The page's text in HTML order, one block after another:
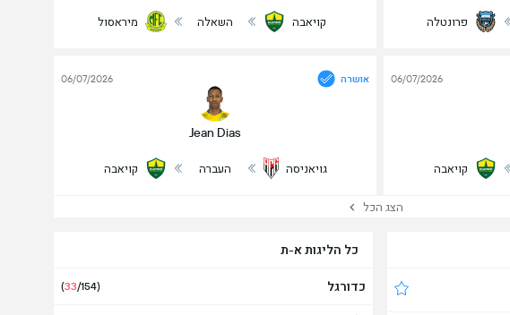
פרונטלה קויאבה השאלה מיראסול
06/07/2026
קויאבה
אושרה
Jean Dias
06/07/2026
גויאניסה העברה קויאבה
הצג הכל
כל הליגות א-ת
כדורגל (33/154)